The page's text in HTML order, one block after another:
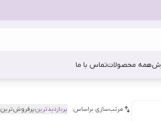
همه محصولاتتماس با ما
مرتب‌سازی براساس: پربازدیدترینپرفروش‌ترین